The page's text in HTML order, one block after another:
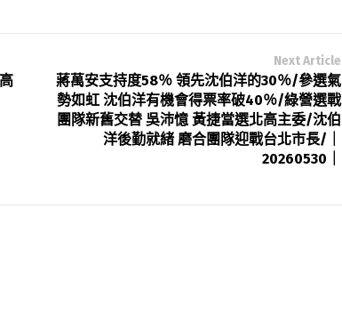
Next Article
蔣萬安支持度58％ 領先沈伯洋的30％/參選氣
勢如虹 沈伯洋有機會得票率破40％/綠營選戰
團隊新舊交替 吳沛憶 黃捷當選北高主委/沈伯
洋後勤就緒 磨合團隊迎戰台北市長/｜
20260530｜